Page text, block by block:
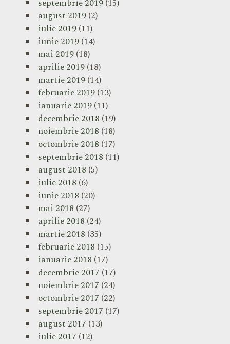
septembrie 2019(15)
august 2019(2)
iulie 2019(11)
iunie 2019(14)
mai 2019(18)
aprilie 2019(18)
martie 2019(14)
februarie 2019(13)
ianuarie 2019(11)
decembrie 2018 (19)
noiembrie 2018 (18)
octombrie 2018 (17)
septembrie 2018 (11)
august 2018 (5)
iulie 2018 (6)
iunie 2018 (20)
mai 2018 (27)
aprilie 2018 (24)
martie 2018 (35)
februarie 2018 (15)
ianuarie 2018 (17)
decembrie 2017 (17)
noiembrie 2017 (24)
octombrie 2017 (22)
septembrie 2017 (17)
august 2017 (13)
iulie 2017 (12)